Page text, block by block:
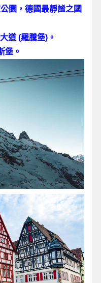
園，德國最靜謐之國
道 (羅騰堡)。
堡。